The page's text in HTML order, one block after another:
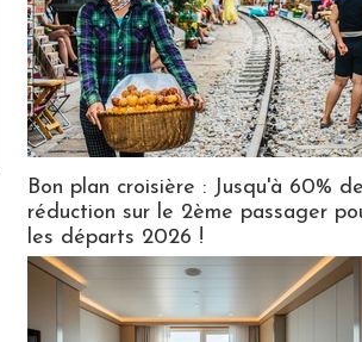
Bon plan croisière : Jusqu'à 60% de
réduction sur le 2ème passager
les départs 2026 !